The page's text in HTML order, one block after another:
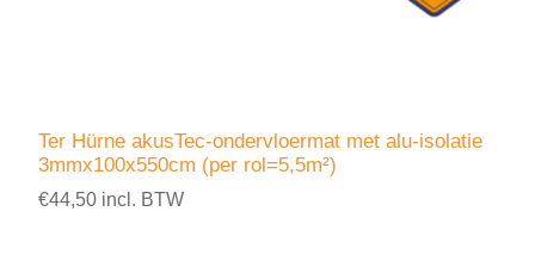
Ter Hürne akusTec-ondervloermat met alu-isolatie
3mmx100x550cm (per rol=5,5m²)
€44,50 incl. BTW